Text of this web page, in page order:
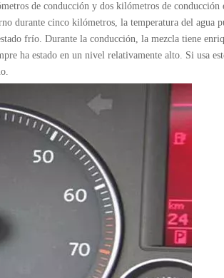
de conducción y dos kilómetros de conducción
durante cinco kilómetros, la temperatura del agua
frío. Durante la conducción, la mezcla tiene
ha estado en un nivel relativamente alto. Si usa